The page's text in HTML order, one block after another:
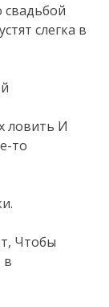
слегка в
ловить И
то
Чтобы
в